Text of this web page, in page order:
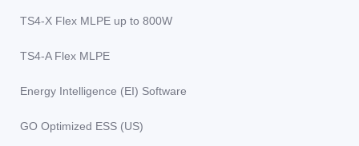
TS4-X Flex MLPE up to 800W
TS4-A Flex MLPE
Energy Intelligence (EI) Software
GO Optimized ESS (US)